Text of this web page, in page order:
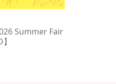
Summer Fair